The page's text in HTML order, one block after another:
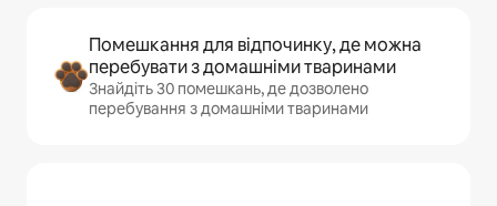
Помешкання для відпочинку, де можна
перебувати з домашніми тваринами
Знайдіть 30 помешкань, де дозволено
перебування з домашніми тваринами